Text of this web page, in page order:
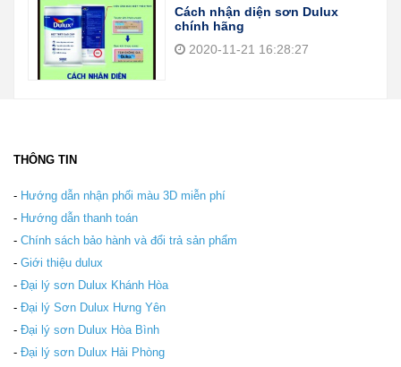
Cách nhận diện sơn Dulux
chính hãng
2020-11-21 16:28:27
THÔNG TIN
- Hướng dẫn nhận phối màu 3D miễn phí
- Hướng dẫn thanh toán
- Chính sách bảo hành và đổi trả sản phẩm
- Giới thiệu dulux
- Đại lý sơn Dulux Khánh Hòa
- Đại lý Sơn Dulux Hưng Yên
- Đại lý sơn Dulux Hòa Bình
- Đại lý sơn Dulux Hải Phòng